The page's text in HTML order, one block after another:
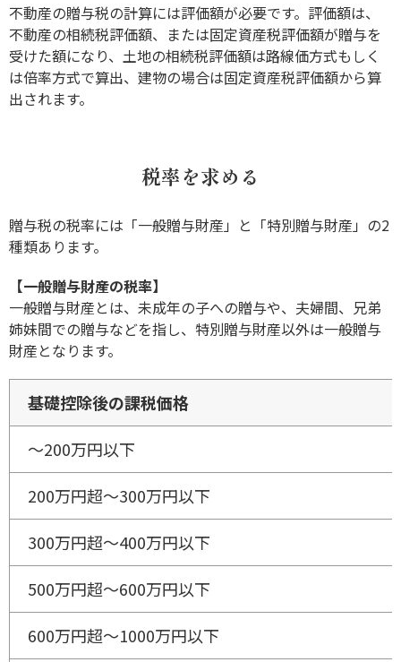
不動産の贈与税の計算には評価額が必要です。評価額は、
不動産の相続税評価額、または固定資産税評価額が贈与を
受けた額になり、土地の相続税評価額は路線価方式もしく
は倍率方式で算出、建物の場合は固定資産税評価額から算
出されます。
税率を求める
贈与税の税率には「一般贈与財産」と「特別贈与財産」の2
種類あります。
【一般贈与財産の税率】
一般贈与財産とは、未成年の子への贈与や、夫婦間、兄弟
姉妹間での贈与などを指し、特別贈与財産以外は一般贈与
財産となります。
基礎控除後の課税価格
〜200万円以下
200万円超～300万円以下
300万円超～400万円以下
500万円超～600万円以下
600万円超～1000万円以下